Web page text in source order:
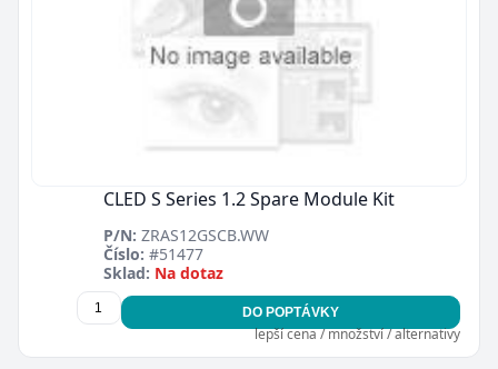
CLED S Series 1.2 Spare Module Kit
P/N: ZRAS12GSCB.WW
Číslo: #51477
Sklad: Na dotaz
DO POPTÁVKY
lepší cena / množství / alternativy